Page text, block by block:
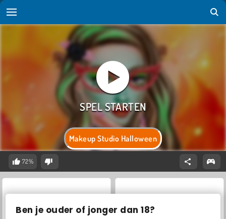
Ben je ouder of jonger dan 18?
Makeup Studio Halloween
72%